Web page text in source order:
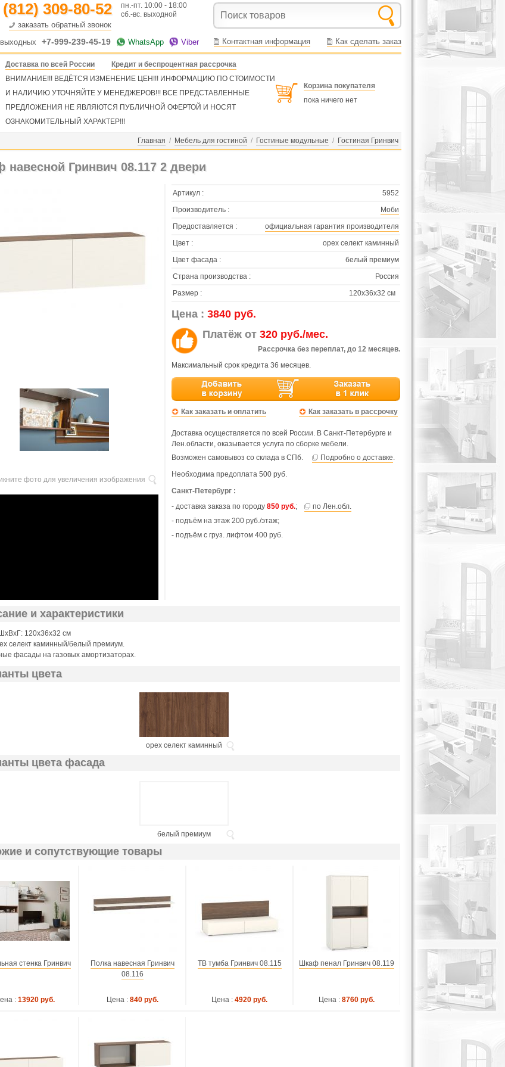
309-80-52
заказать обратный звонок
пн.-пт. 10:00 - 18:00
сб.-вс. выходной
+7-999-239-45-19 WhatsApp Viber Контактная информация Как сделать заказ
Доставка по всей России
Кредит и беспроцентная рассрочка
ВНИМАНИЕ!!! ВЕДЁТСЯ ИЗМЕНЕНИЕ ЦЕН!!! ИНФОРМАЦИЮ ПО СТОИМОСТИ
И НАЛИЧИЮ УТОЧНЯЙТЕ У МЕНЕДЖЕРОВ!!! ВСЕ ПРЕДСТАВЛЕННЫЕ
ПРЕДЛОЖЕНИЯ НЕ ЯВЛЯЮТСЯ ПУБЛИЧНОЙ ОФЕРТОЙ И НОСЯТ
ОЗНАКОМИТЕЛЬНЫЙ ХАРАКТЕР!!!
Корзина покупателя
пока ничего нет
Главная / Мебель для гостиной / Гостиные модульные / Гостиная Гринвич
навесной Гринвич 08.117 2 двери
фото для увеличения изображения
Артикул :
5952
Производитель :
Моби
Предоставляется :
официальная гарантия производителя
Цвет :
орех селект каминный
Цвет фасада :
белый премиум
Страна производства :
Россия
Размер :
120х36х32 см
Цена : 3840 руб.
Платёж от 320 руб./мес.
Рассрочка без переплат, до 12 месяцев.
Максимальный срок кредита 36 месяцев.
Как заказать и оплатить Как заказать в рассрочку
Доставка осуществляется по всей России. В Санкт-Петербурге и
Лен.области, оказывается услуга по сборке мебели.
Возможен самовывоз со склада в СПб.
Подробно о доставке.
Необходима предоплата 500 руб.
Санкт-Петербург :
- доставка заказа по городу 850 руб.;
по Лен.обл.
- подъём на этаж 200 руб./этаж;
- подъём с груз. лифтом 400 руб.
и характеристики
120х36х32 см
селект каминный/белый премиум.
фасады на газовых амортизаторах.
цвета
орех селект каминный
цвета фасада
белый премиум
и сопутствующие товары
стенка Гринвич
: 13920 руб.
Полка навесная Гринвич
08.116
Цена : 840 руб.
ТВ тумба Гринвич 08.115
Цена : 4920 руб.
Шкаф пенал Гринвич 08.119
Цена : 8760 руб.